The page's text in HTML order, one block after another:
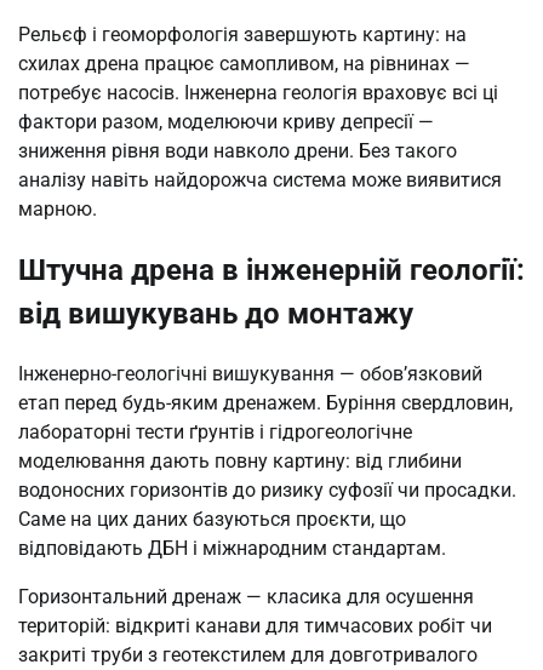
Рельєф і геоморфологія завершують картину: на
схилах дрена працює самопливом, на рівнинах —
потребує насосів. Інженерна геологія враховує всі ці
фактори разом, моделюючи криву депресії —
зниження рівня води навколо дрени. Без такого
аналізу навіть найдорожча система може виявитися
марною.
Штучна дрена в інженерній геології:
від вишукувань до монтажу
Інженерно-геологічні вишукування — обов’язковий
етап перед будь-яким дренажем. Буріння свердловин,
лабораторні тести ґрунтів і гідрогеологічне
моделювання дають повну картину: від глибини
водоносних горизонтів до ризику суфозії чи просадки.
Саме на цих даних базуються проєкти, що
відповідають ДБН і міжнародним стандартам.
Горизонтальний дренаж — класика для осушення
територій: відкриті канави для тимчасових робіт чи
закриті труби з геотекстилем для довготривалого